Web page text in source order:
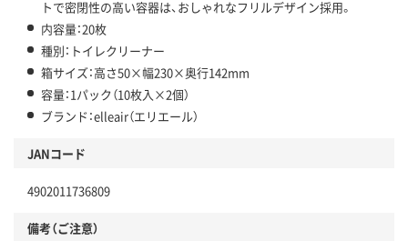
トで密閉性の高い容器は、おしゃれなフリルデザイン採用。
内容量：20枚
種別：トイレクリーナー
箱サイズ：高さ50×幅230×奥行142mm
容量：1パック（10枚入×2個）
ブランド：elleair（エリエール）
JANコード
4902011736809
備考（ご注意）